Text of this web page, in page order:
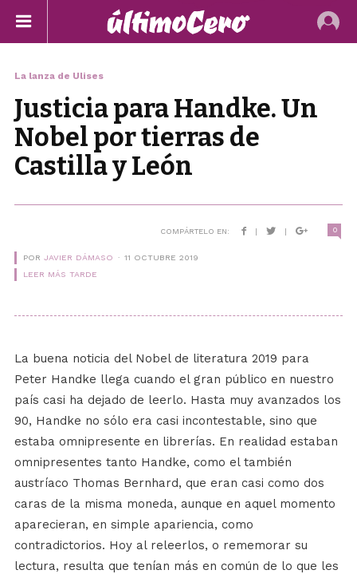
La lanza de Ulises
Justicia para Handke. Un
Nobel por tierras de
Castilla y León
COMPÁRTELO EN: | | 0
POR JAVIER DÁMASO
11 OCTUBRE 2019
LEER MÁS TARDE
La buena noticia del Nobel de literatura 2019 para
Peter Handke llega cuando el gran público en nuestro
país casi ha dejado de leerlo. Hasta muy avanzados los
90, Handke no sólo era casi incontestable, sino que
estaba omnipresente en librerías. En realidad estaban
omnipresentes tanto Handke, como el también
austríaco Thomas Bernhard, que eran casi como dos
caras de la misma moneda, aunque en aquel momento
aparecieran, en simple apariencia, como
contradictorios. Hoy al releerlos, o rememorar su
lectura, resulta que tenían más en común de lo que les